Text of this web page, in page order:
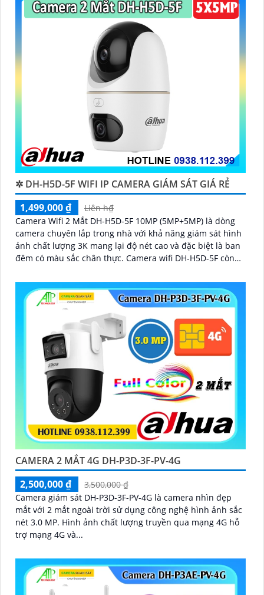
hàng điện tử.
Hy vọng rằng những thông tin trên sẽ giúp bạn chọn
lựa được Camera Dahua chính hãng, giá rẻ và chất
lượng. Nếu bạn có thêm câu hỏi hoặc cần tư vấn
thêm, đừng ngần ngại để lại Cung cấp cho công trình
biết.
✲ DH-H5D-5F WIFI IP CAMERA GIÁM SÁT GIÁ RẺ
1,499,000 ₫
Liên h₫
Camera Wifi 2 Mắt DH-H5D-5F 10MP (5MP+5MP) là dòng
camera chuyên lắp trong nhà với khả năng giám sát hình
ảnh chất lượng 3K mang lại độ nét cao và đặc biệt là ban
đêm có màu sắc chân thực. Camera wifi DH-H5D-5F còn
người và thú cưng với độ chính xác cao
CAMERA 2 MẮT 4G DH-P3D-3F-PV-4G
2,500,000 ₫
3,500,000 ₫
Camera giám sát DH-P3D-3F-PV-4G là camera nhìn đẹp
mắt với 2 mắt ngoài trời sử dụng công nghệ hình ảnh sắc
nét 3.0 MP. Hình ảnh chất lượng truyền qua mạng 4G hỗ
trợ mạng 4G và...